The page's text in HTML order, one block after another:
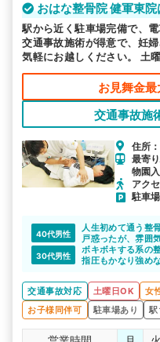
おはな整骨院 健軍東
駅から近く駐車場完備で、
交通事故施術が得意で、妊
気軽にお越しください。 土
やすい環境で皆様のお越し
お見舞金最
交通事故施
住所
最寄
物園
アク
駐車
40代男性
人生初めて通う整
戸惑ったが、雰囲
かった。
30代男性
ボキボキする系の
指圧もかなり強め
です。
交通事故対応 土曜日OK 女
お子様同伴可
駐車場あり 駅